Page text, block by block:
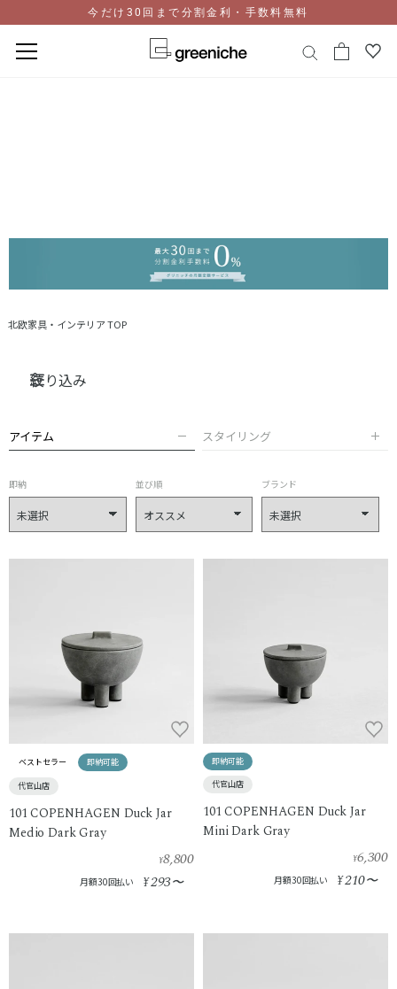
ッ
今だけ30回まで分割金利・手数料無料
北欧家具・インテリア TOP
絞り込み
アイテム スタイリング
即納 並び順 ブランド
ベストセラー 即納可能
代官山店
101 COPENHAGEN Duck Jar
Medio Dark Gray
¥8,800
月額30回払い ¥293〜
即納可能
代官山店
101 COPENHAGEN Duck Jar
Mini Dark Gray
¥6,300
月額30回払い ¥210〜